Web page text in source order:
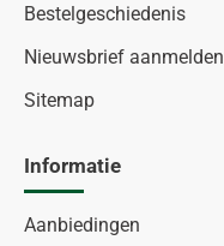
Bestelgeschiedenis
Nieuwsbrief aanmelden
Sitemap
Informatie
Aanbiedingen